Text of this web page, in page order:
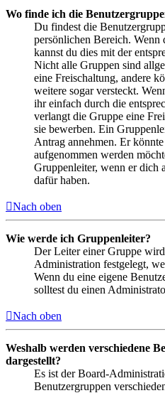
Wo finde ich die
Du findest die
persönlichen Bereich. Wenn
kannst du dies mit der
Nicht alle Gruppen sind
eine Freischaltung, andere
weitere sogar versteckt.
ihr einfach durch die
verlangt die Gruppe eine
sie bewerben. Ein
Antrag annehmen. Er
aufgenommen werden
Gruppenleiter, wenn er dich
dafür haben.
Nach oben
Wie werde ich Gruppenleiter?
Der Leiter einer Gruppe
Administration festgelegt,
Wenn du eine eigene
solltest du einen
Nach oben
Weshalb werden verschiedene
dargestellt?
Es ist der Board-
Benutzergruppen